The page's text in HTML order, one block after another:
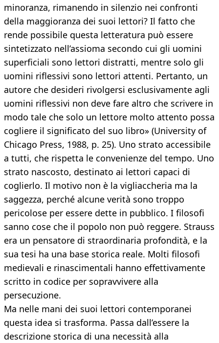
minoranza, rimanendo in silenzio nei confronti
della maggioranza dei suoi lettori? Il fatto che
rende possibile questa letteratura può essere
sintetizzato nell’assioma secondo cui gli uomini
superficiali sono lettori distratti, mentre solo gli
uomini riflessivi sono lettori attenti. Pertanto, un
autore che desideri rivolgersi esclusivamente agli
uomini riflessivi non deve fare altro che scrivere in
modo tale che solo un lettore molto attento possa
cogliere il significato del suo libro» (University of
Chicago Press, 1988, p. 25). Uno strato accessibile
a tutti, che rispetta le convenienze del tempo. Uno
strato nascosto, destinato ai lettori capaci di
coglierlo. Il motivo non è la vigliaccheria ma la
saggezza, perché alcune verità sono troppo
pericolose per essere dette in pubblico. I filosofi
sanno cose che il popolo non può reggere. Strauss
era un pensatore di straordinaria profondità, e la
sua tesi ha una base storica reale. Molti filosofi
medievali e rinascimentali hanno effettivamente
scritto in codice per sopravvivere alla
persecuzione.
Ma nelle mani dei suoi lettori contemporanei
questa idea si trasforma. Passa dall’essere la
descrizione storica di una necessità alla